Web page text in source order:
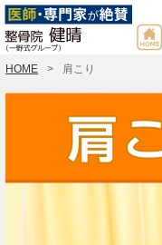
HOME 肩こり